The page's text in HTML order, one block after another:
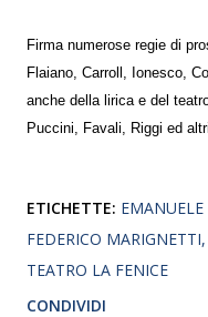
Firma numerose regie di
Flaiano, Carroll, Ionesco,
anche della lirica e del
Puccini, Favali, Riggi ed altri.
ETICHETTE:
FEDERICO MARIGNETTI
TEATRO LA FENICE
CONDIVIDI